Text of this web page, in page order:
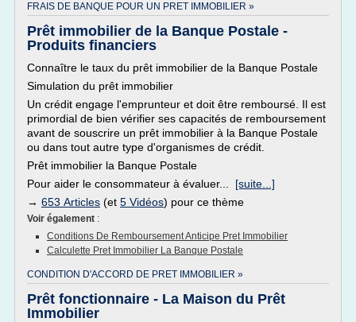
FRAIS DE BANQUE POUR UN PRET IMMOBILIER »
Prêt immobilier de la Banque Postale -
Produits financiers
Connaître le taux du prêt immobilier de la Banque Postale
Simulation du prêt immobilier
Un crédit engage l'emprunteur et doit être remboursé. Il est
primordial de bien vérifier ses capacités de remboursement
avant de souscrire un prêt immobilier à la Banque Postale
ou dans tout autre type d'organismes de crédit.
Prêt immobilier la Banque Postale
Pour aider le consommateur à évaluer... [suite...]
→ 653 Articles (et 5 Vidéos) pour ce thème
Voir également :
Conditions De Remboursement Anticipe Pret Immobilier
Calculette Pret Immobilier La Banque Postale
CONDITION D'ACCORD DE PRET IMMOBILIER »
Prêt fonctionnaire - La Maison du Prêt
Immobilier